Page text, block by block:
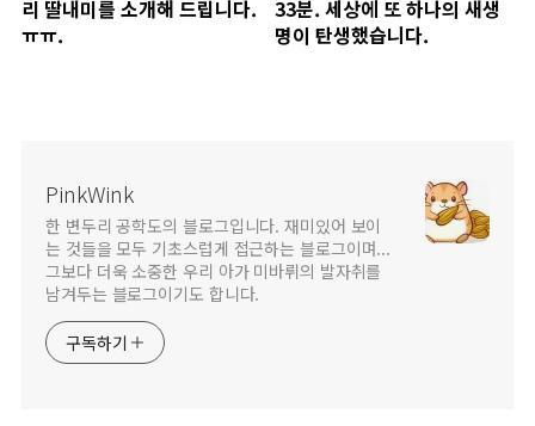
리 딸내미를 소개해 드립니다.
ㅠㅠ.
33분. 세상에 또 하나의 새생
명이 탄생했습니다.
PinkWink
한 변두리 공학도의 블로그입니다. 재미있어 보이
는 것들을 모두 기초스럽게 접근하는 블로그이며...
그보다 더욱 소중한 우리 아가 미바뤼의 발자취를
남겨두는 블로그이기도 합니다.
구독하기